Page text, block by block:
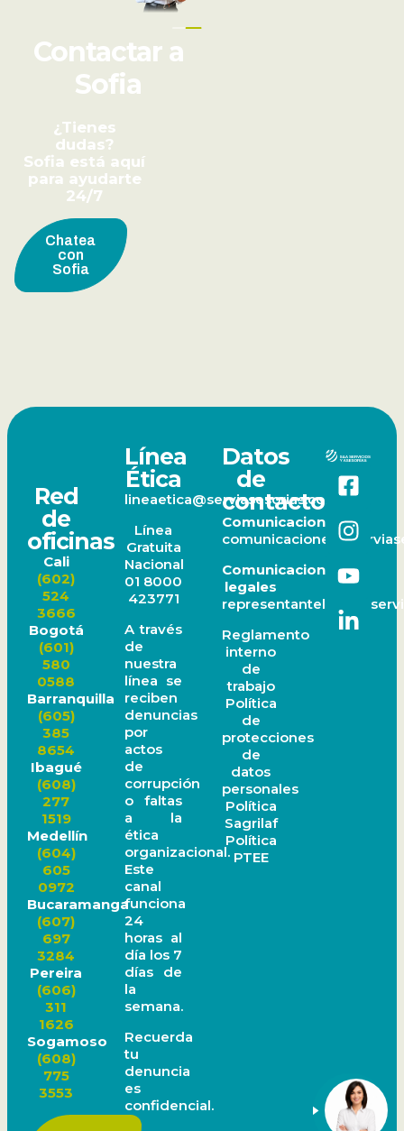
Contactar a
Sofia
¿Tienes
dudas?
Sofia está aquí
para ayudarte
24/7
Chatea
con
Sofia
Red
de
oficinas
Cali
(602)
524
3666
Bogotá
(601)
580
0588
Barranquilla
(605)
385
8654
Ibagué
(608)
277
1519
Medellín
(604)
605
0972
Bucaramanga
(607)
697
3284
Pereira
(606)
311
1626
Sogamoso
(608)
775
3553
Línea
Ética
lineaetica@serviasesorias.com.co
Línea
Gratuita
Nacional
01 8000
423771
A través
de
nuestra
línea se
reciben
denuncias
por
actos
de
corrupción
o faltas
a la
ética
organizacional.
Este
canal
funciona
24
horas al
día los 7
días de
la
semana.
Recuerda
tu
denuncia
es
confidencial.
Datos
de
contacto
Comunicaciones
Comunicaciones
legales
Reglamento
interno
de
trabajo
Política
de
protecciones
de
datos
personales
Política
Sagrilaf
Política
PTEE